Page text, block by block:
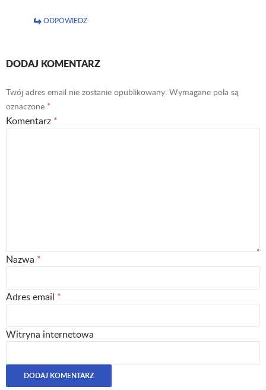
ODPOWIEDZ
DODAJ KOMENTARZ
Twój adres email nie zostanie opublikowany. Wymagane pola są
oznaczone *
Komentarz *
Nazwa *
Adres email *
Witryna internetowa